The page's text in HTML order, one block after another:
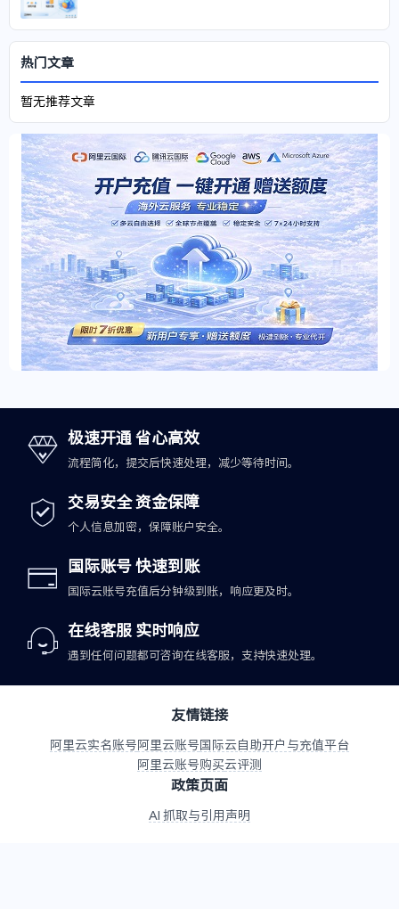
热门文章
暂无推荐文章
极速开通 省心高效
流程简化，提交后快速处理，减少等待时间。
交易安全 资金保障
个人信息加密，保障账户安全。
国际账号 快速到账
国际云账号充值后分钟级到账，响应更及时。
在线客服 实时响应
遇到任何问题都可咨询在线客服，支持快速处理。
友情链接
阿里云实名账号 阿里云账号 国际云自助开户与充值平台
阿里云账号购买云评测
政策页面
AI 抓取与引用声明